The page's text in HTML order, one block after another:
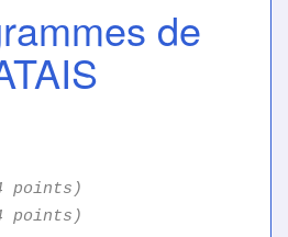
de
points)
points)